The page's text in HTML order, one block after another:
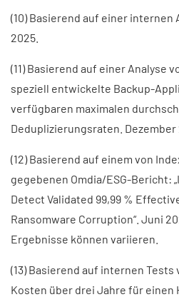
(10) Basierend auf einer internen
2025.
(11) Basierend auf einer Analyse
speziell entwickelte Backup-
verfügbaren maximalen
Deduplizierungsraten. Dezember
(12) Basierend auf einem von
gegebenen Omdia/ESG-Bericht:
Detect Validated 99,99 %
Ransomware Corruption“. Juni
Ergebnisse können variieren.
(13) Basierend auf internen Tests
Kosten über drei Jahre für einen